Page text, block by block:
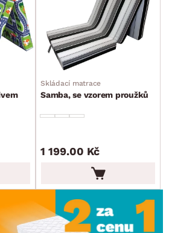
Skládací matrace
Samba, se vzorem proužků
1 199.00 Kč